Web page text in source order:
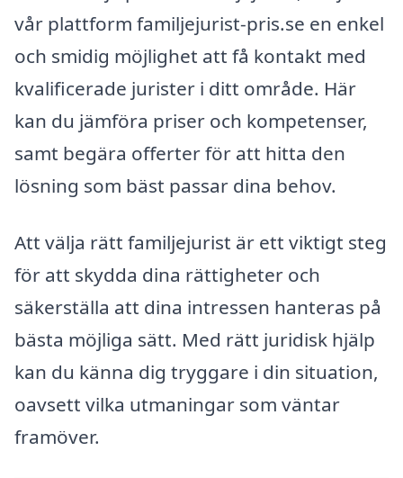
vår plattform familjejurist-pris.se en enkel
och smidig möjlighet att få kontakt med
kvalificerade jurister i ditt område. Här
kan du jämföra priser och kompetenser,
samt begära offerter för att hitta den
lösning som bäst passar dina behov.
Att välja rätt familjejurist är ett viktigt steg
för att skydda dina rättigheter och
säkerställa att dina intressen hanteras på
bästa möjliga sätt. Med rätt juridisk hjälp
kan du känna dig tryggare i din situation,
oavsett vilka utmaningar som väntar
framöver.